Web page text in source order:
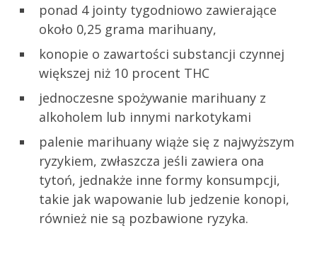
ponad 4 jointy tygodniowo zawierające
około 0,25 grama marihuany,
konopie o zawartości substancji czynnej
większej niż 10 procent THC
jednoczesne spożywanie marihuany z
alkoholem lub innymi narkotykami
palenie marihuany wiąże się z najwyższym
ryzykiem, zwłaszcza jeśli zawiera ona
tytoń, jednakże inne formy konsumpcji,
takie jak wapowanie lub jedzenie konopi,
również nie są pozbawione ryzyka.